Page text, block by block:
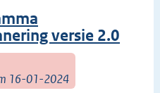
versie 2.0
16-01-2024